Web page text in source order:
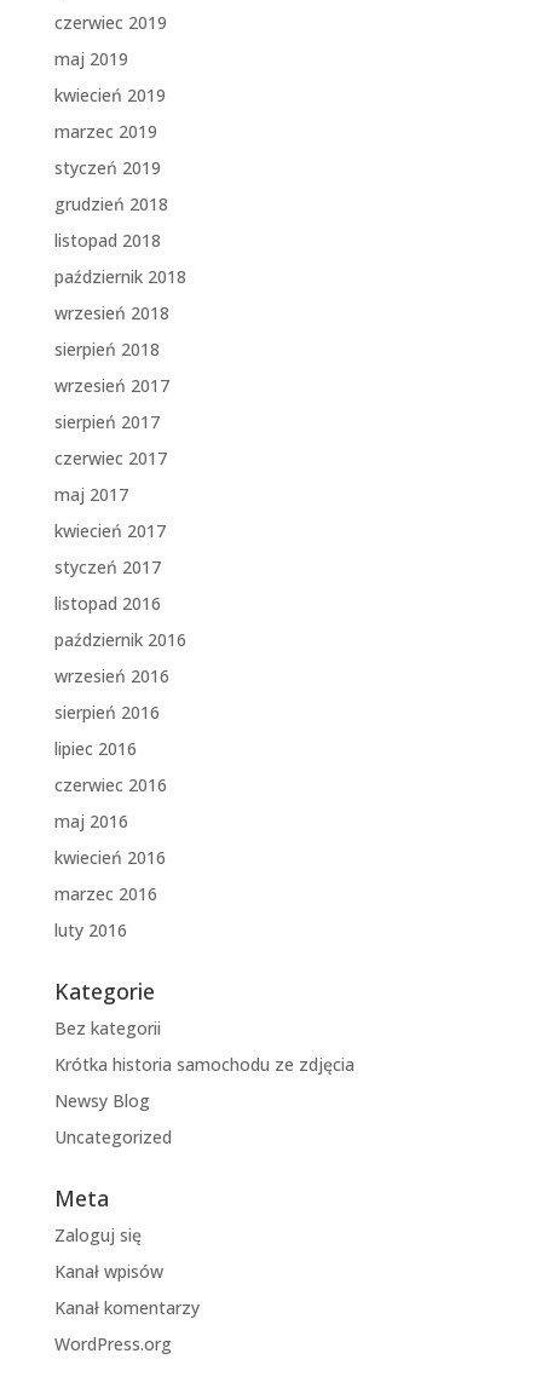
czerwiec 2019
maj 2019
kwiecień 2019
marzec 2019
styczeń 2019
grudzień 2018
listopad 2018
październik 2018
wrzesień 2018
sierpień 2018
wrzesień 2017
sierpień 2017
czerwiec 2017
maj 2017
kwiecień 2017
styczeń 2017
listopad 2016
październik 2016
wrzesień 2016
sierpień 2016
lipiec 2016
czerwiec 2016
maj 2016
kwiecień 2016
marzec 2016
luty 2016
Kategorie
Bez kategorii
Krótka historia samochodu ze zdjęcia
Newsy Blog
Uncategorized
Meta
Zaloguj się
Kanał wpisów
Kanał komentarzy
WordPress.org